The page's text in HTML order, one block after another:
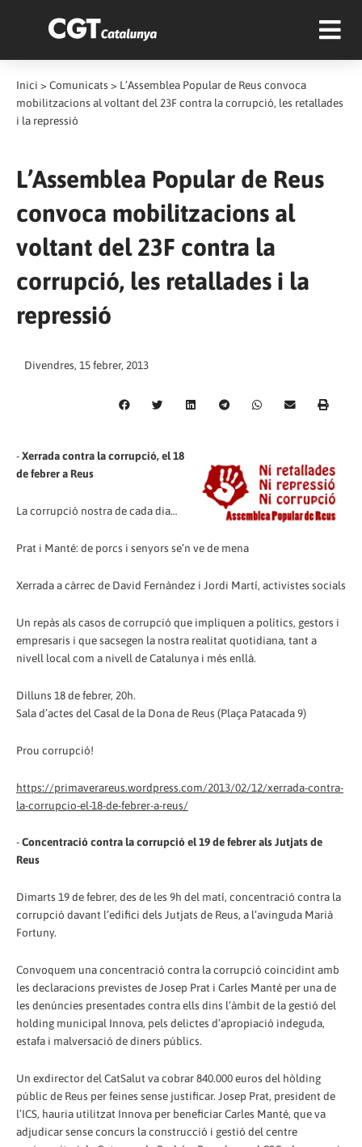
Inici > Comunicats > L’Assemblea Popular de Reus convoca
mobilitzacions al voltant del 23F contra la corrupció, les retallades
i la repressió
L’Assemblea Popular de Reus
convoca mobilitzacions al
voltant del 23F contra la
corrupció, les retallades i la
repressió
Divendres, 15 febrer, 2013
-Xerrada contra la corrupció, el 18
de febrer a Reus
La corrupció nostra de cada dia…
Prat i Manté: de porcs i senyors se’n ve de mena
Xerrada a càrrec de David Fernàndez i Jordi Martí, activistes socials
Un repàs als casos de corrupció que impliquen a polítics, gestors i
empresaris i que sacsegen la nostra realitat quotidiana, tant a
nivell local com a nivell de Catalunya i més enllà.
Dilluns 18 de febrer, 20h.
Sala d’actes del Casal de la Dona de Reus (Plaça Patacada 9)
Prou corrupció!
https://primaverareus.wordpress.com/2013/02/12/xerrada-contra-
la-corrupcio-el-18-de-febrer-a-reus/
-Concentració contra la corrupció el 19 de febrer als Jutjats de
Reus
Dimarts 19 de febrer, des de les 9h del matí, concentració contra la
corrupció davant l’edifici dels Jutjats de Reus, a l’avinguda Marià
Fortuny.
Convoquem una concentració contra la corrupció coincidint amb
les declaracions previstes de Josep Prat i Carles Manté per una de
les denúncies presentades contra ells dins l’àmbit de la gestió del
holding municipal Innova, pels delictes d’apropiació indeguda,
estafa i malversació de diners públics.
Un exdirector del CatSalut va cobrar 840.000 euros del hòlding
públic de Reus per feines sense justificar. Josep Prat, president de
l’ICS, hauria utilitzat Innova per beneficiar Carles Manté, que va
adjudicar sense concurs la construcció i gestió del centre